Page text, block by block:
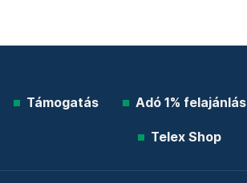
Támogatás Adó 1% felajánlás
Telex Shop